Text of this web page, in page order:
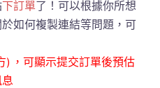
下訂單了！可以根據你所想
如何複製連結等問題，可
) ，可顯示提交訂單後預估